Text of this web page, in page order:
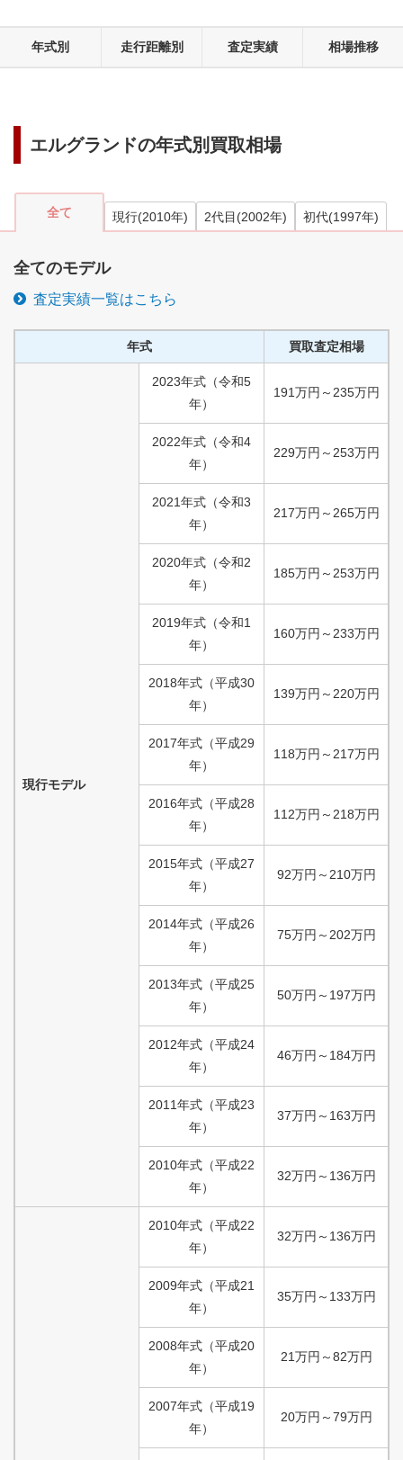
年式別 走行距離別 査定実績 相場推移
エルグランドの年式別買取相場
全て 現行(2010年) 2代目 (2002年) 初代(1997年)
全てのモデル
査定実績一覧はこちら
年式 買取査定相場
現行モデル
2023年式 （令和5
年）
191万円 ～ 235万円
2022年式 （令和4
年）
229万円 ～ 253万円
2021年式 （令和3
年）
217万円 ～ 265万円
2020年式 （令和2
年）
185万円 ～ 253万円
2019年式 （令和1
年）
160万円 ～ 233万円
2018年式 （平成30
年）
139万円 ～ 220万円
2017年式 （平成29
年）
118万円 ～ 217万円
2016年式 （平成28
年）
112万円 ～ 218万円
2015年式 （平成27
年）
92万円 ～ 210万円
2014年式 （平成26
年）
75万円 ～ 202万円
2013年式 （平成25
年）
50万円 ～ 197万円
2012年式 （平成24
年）
46万円 ～ 184万円
2011年式 （平成23
年）
37万円 ～ 163万円
2010年式 （平成22
年）
32万円 ～ 136万円
2010年式 （平成22
年）
32万円 ～ 136万円
2009年式 （平成21
年）
35万円 ～ 133万円
2008年式 （平成20
年）
21万円 ～82万円
2007年式 （平成19
年）
20万円 ～79万円